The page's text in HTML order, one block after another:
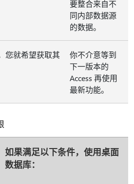
要整合来自不
同内部数据源
的数据。
您就希望获取其
你不介意等到
下一版本的
Access 再使用
最新功能。
如果满足以下条件，使用桌面
数据库：